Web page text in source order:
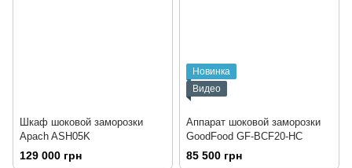
Шкаф шоковой заморозки
Apach ASH05K
129 000 грн
Новинка
Видео
Аппарат шоковой заморозки
GoodFood GF-BCF20-HC
85 500 грн